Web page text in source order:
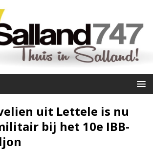
uit Lettele is nu
bij het 10e IBB-